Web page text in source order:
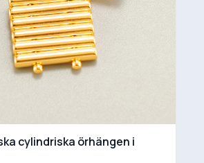
cylindriska örhängen i